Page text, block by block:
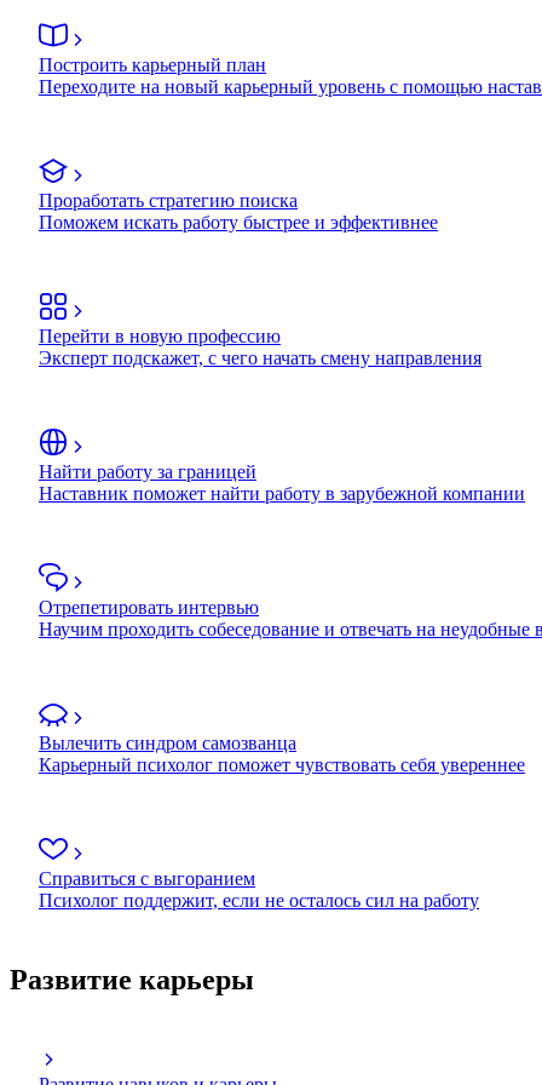
Построить карьерный план
Переходите на новый карьерный уровень с помощью
Проработать стратегию поиска
Поможем искать работу быстрее и эффективнее
Перейти в новую профессию
Эксперт подскажет, с чего начать смену направления
Найти работу за границей
Наставник поможет найти работу в зарубежной компании
Отрепетировать интервью
Научим проходить собеседование и отвечать на неудобные
Вылечить синдром самозванца
Карьерный психолог поможет чувствовать себя увереннее
Справиться с выгоранием
Психолог поддержит, если не осталось сил на работу
Развитие карьеры